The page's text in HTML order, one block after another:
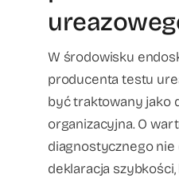
W środowisku
producenta testu
być traktowany jako
organizacyjna. O
diagnostycznego nie
deklaracja